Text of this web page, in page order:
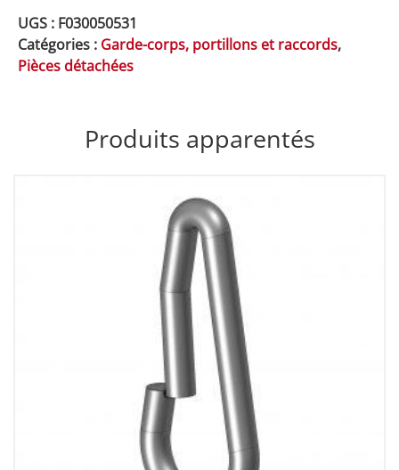
UGS : F030050531
Catégories : Garde-corps, portillons et raccords,
Pièces détachées
Produits apparentés